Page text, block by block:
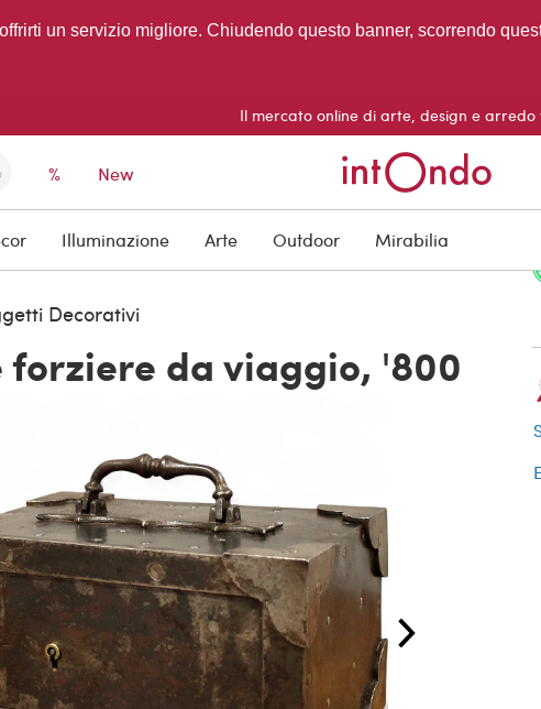
un servizio migliore. Chiudendo questo banner, scorrendo
Il mercato online di arte, design e arredo
% New
Illuminazione Arte Outdoor Mirabilia
Decorativi
forziere da viaggio, '800